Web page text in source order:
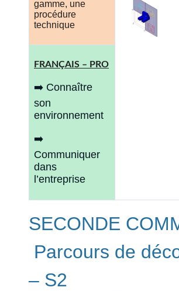
gamme, une
procédure
technique
FRANÇAIS – PRO
➡️ Connaître
son
environnement
➡️
Communiquer
dans
l’entreprise
SECONDE
Parcours de
– S2